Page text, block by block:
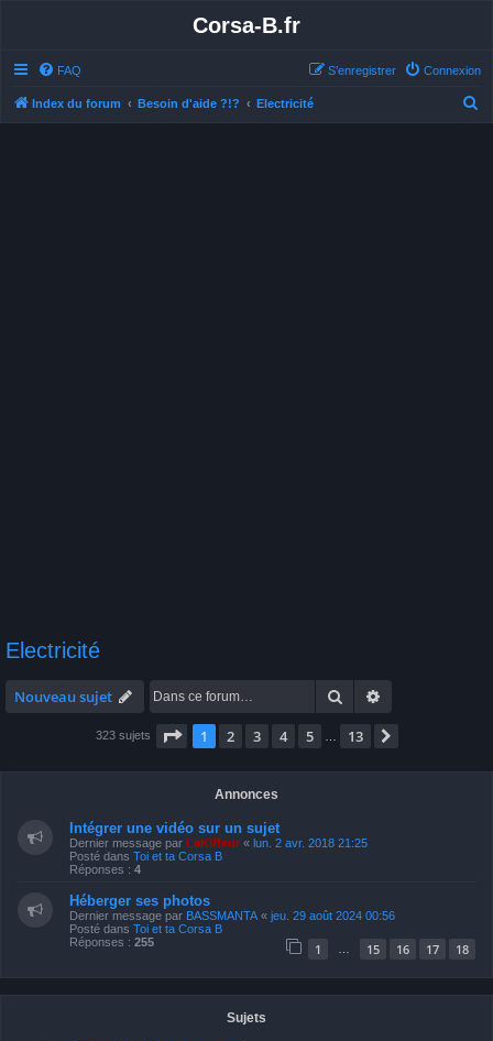
Corsa-B.fr
FAQ Connexion
S’enregistrer
Index du forum Besoin d'aide ?!? Electricité
Electricité
Nouveau sujet Rechercher
323 sujets Page 1sur13
1 2 3 4 5 13
Annonces
Intégrer une vidéo sur un sujet
Dernier message par LeKiffeur « lun. 2 avr. 2018 21:25
Posté dans Toi et ta Corsa B
Réponses : 4
Héberger ses photos
Dernier message par BASSMANTA « jeu. 29 août 2024 00:56
Posté dans Toi et ta Corsa B
Réponses : 255 1 15 16 17 18
Sujets